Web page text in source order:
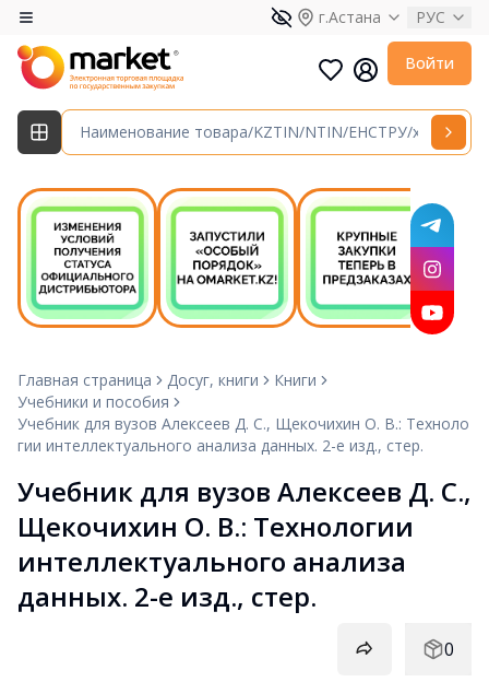
г.Астана РУС
Войти
Главная страница Досуг, книги
Книги
Учебники и пособия
Учебник для вузов Алексеев Д. С., Щекочихин О. В.: Техноло
гии интеллектуального анализа данных. 2-е изд., стер.
Учебник для вузов Алексеев Д. С.,
Щекочихин О. В.: Технологии
интеллектуального анализа
данных. 2-е изд., стер.
0